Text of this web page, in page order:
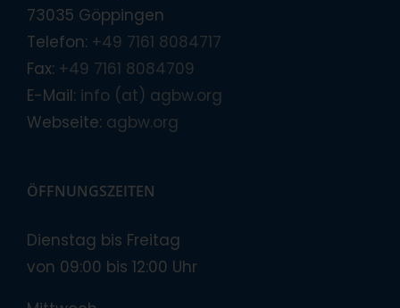
73035 Göppingen
Telefon: +49 7161 8084717
Fax: +49 7161 8084709
E-Mail: info (at) agbw.org
Webseite: agbw.org
ÖFFNUNGSZEITEN
Dienstag bis Freitag
von 09:00 bis 12:00 Uhr